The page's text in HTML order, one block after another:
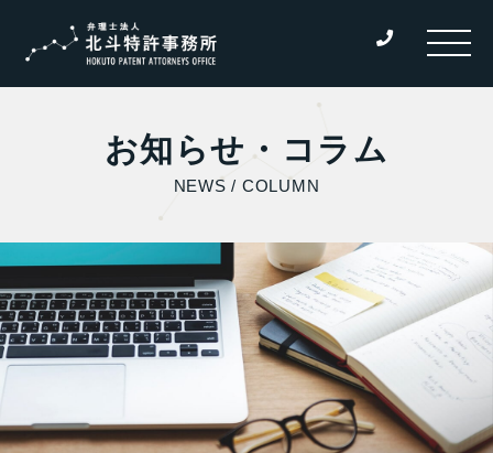
お知らせ・コラム
NEWS / COLUMN